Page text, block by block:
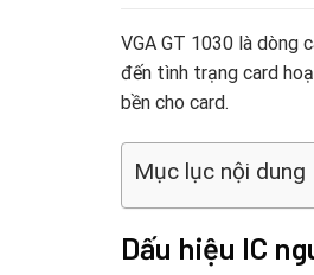
VGA GT 1030 là dòng
đến tình trạng card
bền cho card.
Mục lục nội dung
Dấu hiệu IC